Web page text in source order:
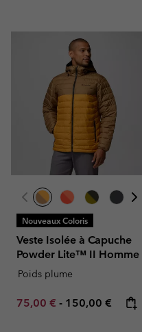
Nouveaux Coloris
Veste Isolée à Capuche
Powder Lite™ II Homme
Poids plume
Minimum sale price:
75,00 € - Maximum price:
150,00 €